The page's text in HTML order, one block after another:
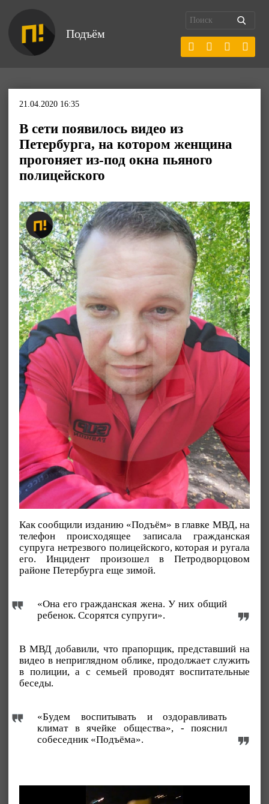
Подъём
21.04.2020 16:35
В сети появилось видео из
Петербурга, на котором женщина
прогоняет из-под окна пьяного
полицейского
Как сообщили изданию «Подъём» в главке МВД, на
телефон происходящее записала гражданская
супруга нетрезвого полицейского, которая и ругала
его. Инцидент произошел в Петродворцовом
районе Петербурга еще зимой.
«Она его гражданская жена. У них общий
ребенок. Ссорятся супруги».
В МВД добавили, что прапорщик, представший на
видео в неприглядном облике, продолжает служить
в полиции, а с семьей проводят воспитательные
беседы.
«Будем воспитывать и оздоравливать
климат в ячейке общества», - пояснил
собеседник «Подъёма».